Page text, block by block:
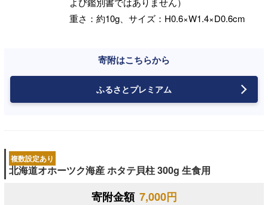
重さ：約10g、サイズ：H0.6×W1.4×D0.6cm
寄附はこちらから
ふるさとプレミアム
複数設定あり
北海道オホーツク海産 ホタテ貝柱 300g 生食用
寄附金額 7,000円